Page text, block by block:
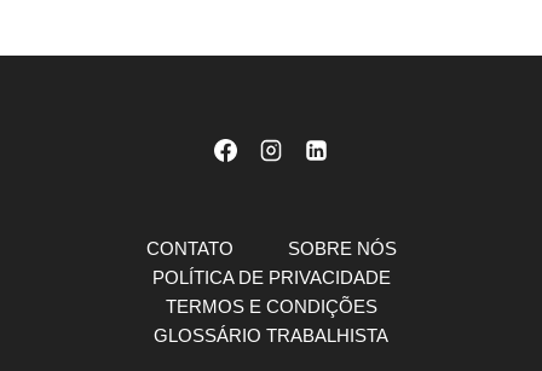
CONTATO
SOBRE NÓS
POLÍTICA DE PRIVACIDADE
TERMOS E CONDIÇÕES
GLOSSÁRIO TRABALHISTA